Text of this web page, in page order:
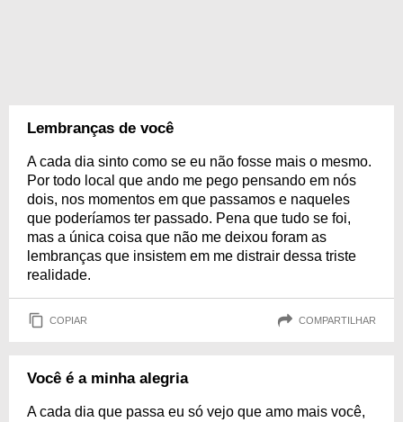
Lembranças de você
A cada dia sinto como se eu não fosse mais o mesmo.
Por todo local que ando me pego pensando em nós
dois, nos momentos em que passamos e naqueles
que poderíamos ter passado. Pena que tudo se foi,
mas a única coisa que não me deixou foram as
lembranças que insistem em me distrair dessa triste
realidade.
COPIAR COMPARTILHAR
Você é a minha alegria
A cada dia que passa eu só vejo que amo mais você,